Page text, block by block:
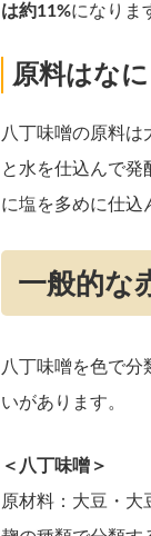
は約11%になりま
原料はなに
八丁味噌の原料は
と水を仕込んで発
に塩を多めに仕込
一般的な
八丁味噌を色で分
いがあります。
＜八丁味噌＞
原材料：大豆・大